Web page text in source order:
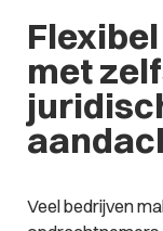
met
Veel bedrijven